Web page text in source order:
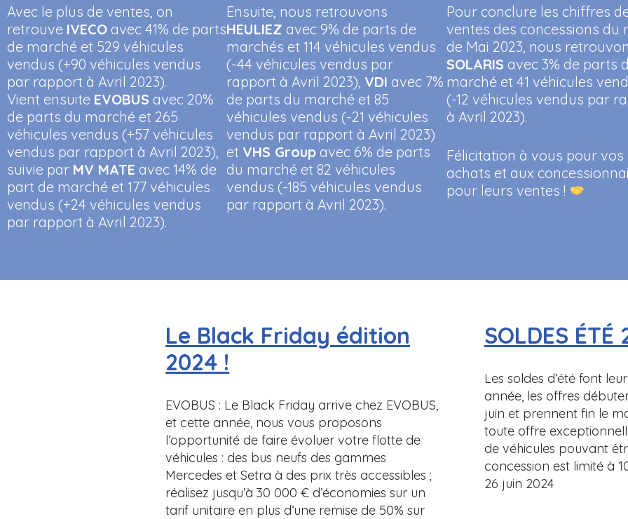
Avec le plus de ventes, on
retrouve IVECOavec 41% de parts
de marché et 529 véhicules
vendus (+90 véhicules vendus
par rapport à Avril 2023).
Vient ensuite EVOBUS avec 20%
de parts du marché et 265
véhicules vendus (+57 véhicules
vendus par rapport à Avril 2023),
suivie par MV MATE avec 14% de
part de marché et 177 véhicules
vendus (+24 véhicules vendus
par rapport à Avril 2023).
Ensuite, nous retrouvons
HEULIEZ avec 9% de parts de
marchés et 114 véhicules vendus
(-44 véhicules vendus par
rapport à Avril 2023), VDI avec 7%
de parts du marché et 85
véhicules vendus (-21 véhicules
vendus par rapport à Avril 2023)
et VHS Group avec 6% de parts
du marché et 82 véhicules
vendus (-185 véhicules vendus
par rapport à Avril 2023).
Pour conclure les chiffres
ventes des concessions du
de Mai 2023, nous
SOLARIS avec 3% de parts
marché et 41 véhicules
(-12 véhicules vendus par
à Avril 2023).
Félicitation à vous pour vos
achats et aux
pour leurs ventes !
Le Black Friday édition
2024 !
EVOBUS : Le Black Friday arrive chez EVOBUS,
et cette année, nous vous proposons
l’opportunité de faire évoluer votre flotte de
véhicules : des bus neufs des gammes
Mercedes et Setra à des prix très accessibles ;
réalisez jusqu’à 30 000 € d’économies sur un
tarif unitaire en plus d’une remise de 50% sur
SOLDES ÉTÉ
Les soldes d’été font
année, les offres
juin et prennent fin le
toute offre
de véhicules pouvant
concession est limité à
26 juin 2024